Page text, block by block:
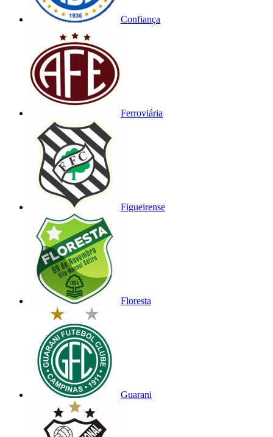
Confiança
Ferroviária
Figueirense
Floresta
Guarani